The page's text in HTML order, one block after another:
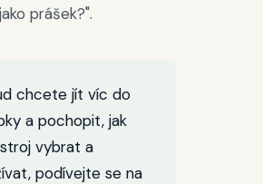
prášek?".
chcete jít víc do
a pochopit, jak
vybrat a
podívejte se na